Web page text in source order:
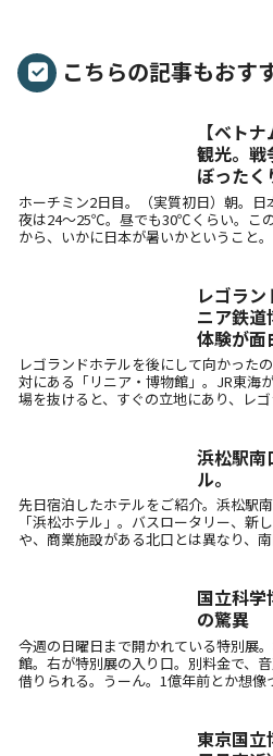
こちらの記事もおす
【ベト
観光。戦
ぼったく
ホーチミン2日目。（実質初日）朝。
夜は24～25℃。昼でも30℃くらい。こ
から、いかに日本が暑いかということ
レゴラ
ニア鉄道
体験が面
レゴランドホテルを後にして向かった
対にある「リニア・博物館」。JR東海
場を抜けると、すぐの立地にあり、レ
浜松駅南
ル。
先日宿泊したホテルをご紹介。浜松駅
「浜松ホテル」。バスロータリー、新
や、商業施設がある北口とは異なり、
国立科学
の驚異
今週の日曜日まで開かれている特別展
館。右が特別展の入り口。別料金で、
借りられる。うーん。1億年前とか想
東京国立